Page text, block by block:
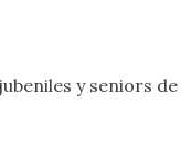
y seniors de